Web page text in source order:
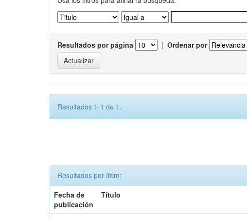
Resultados por página | Ordenar por
Resultados 1-1 de 1.
Resultados por ítem:
Fecha de
publicación
Título